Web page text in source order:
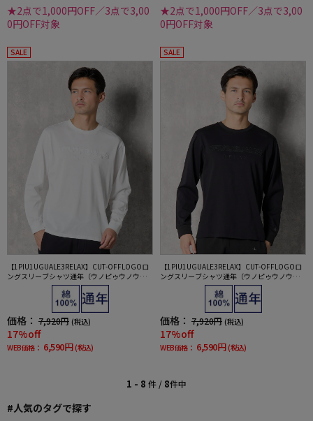
★2点で1,000円OFF／3点で3,00
0円OFF対象
★2点で1,000円OFF／3点で3,00
0円OFF対象
SALE
【1PIU1UGUALE3RELAX】CUT-OFFLOGOロ
ングスリーブシャツ通年（ウノピゥウノウグ
価格： 7,920円 (税込)
17%off
WEB価格： 6,590円 (税込)
SALE
【1PIU1UGUALE3RELAX】CUT-OFFLOGOロ
ングスリーブシャツ通年（ウノピゥウノウグ
価格： 7,920円 (税込)
17%off
WEB価格： 6,590円 (税込)
1 - 8 件 / 8件中
#人気のタグで探す